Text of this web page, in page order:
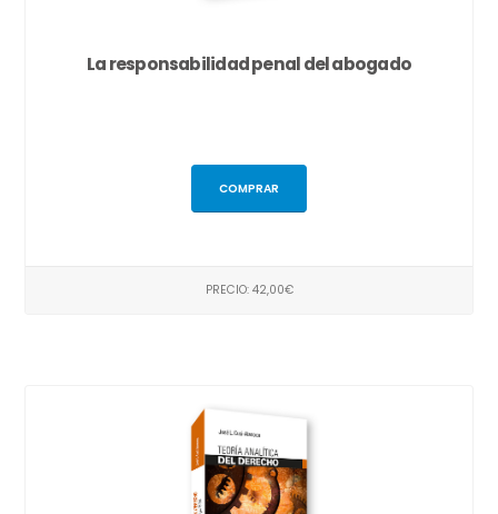
La responsabilidad penal del abogado
COMPRAR
PRECIO: 42,00€